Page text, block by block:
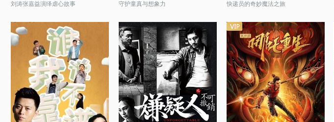
刘涛张嘉益演绎虐心故事 守护童真与想象力 快递员的奇妙魔法之旅